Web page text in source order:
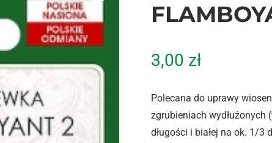
3,00 zł
Polecana do uprawy
zgrubieniach wydłużonych
długości i białej na ok. 1/3